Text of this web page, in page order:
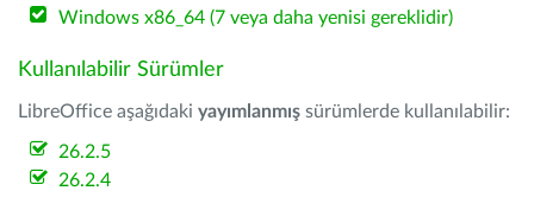
Windows x86_64 (7 veya daha yenisi gereklidir)
Kullanılabilir Sürümler
LibreOffice aşağıdaki yayımlanmış sürümlerde kullanılabilir:
26.2.5
26.2.4